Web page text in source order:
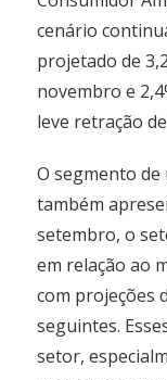
cenário
projetado de
novembro e
leve retração
O segmento
também
setembro, o
em relação ao
com projeções
seguintes.
setor,